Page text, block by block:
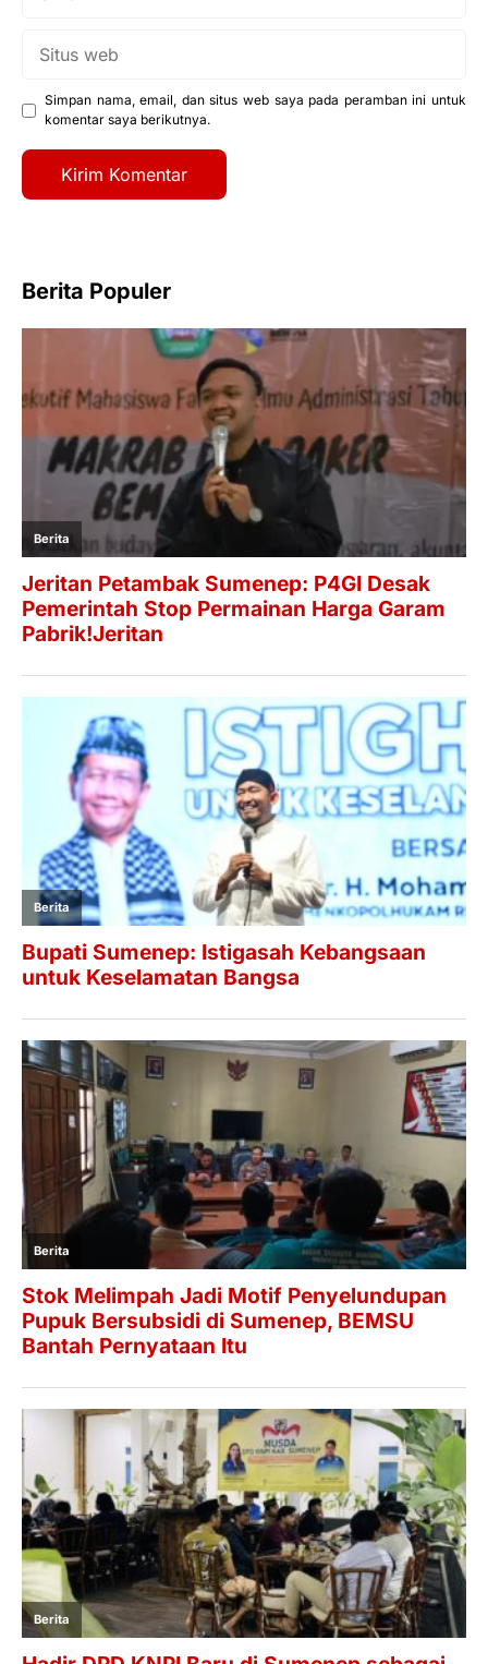
Simpan nama, email, dan situs web saya pada peramban ini untuk
komentar saya berikutnya.
Berita Populer